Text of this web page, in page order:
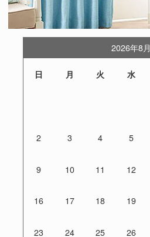
2026年8月
日 月 火 水
2 3 4 5
9 10 11 12
16 17 18 19
23 24 25 26